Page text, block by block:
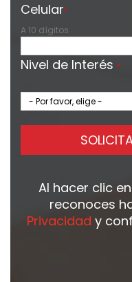
Celular*
A 10 dígitos
Nivel de Interés *
Al hacer clic en
reconoces
Privacidad y